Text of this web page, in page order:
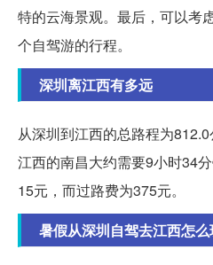
特的云海景观。最后，可以考
个自驾游的行程。
深圳离江西有多远
从深圳到江西的总路程为
江西的南昌大约需要9小时34
15元，而过路费为375元。
暑假从深圳自驾去江西怎